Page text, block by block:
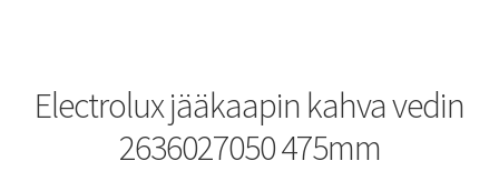
Electrolux jääkaapin kahva vedin
2636027050 475mm